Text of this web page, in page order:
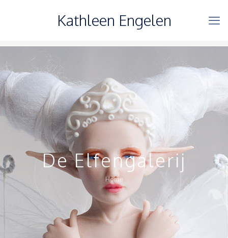
Kathleen Engelen
De Elfengalerij
Home